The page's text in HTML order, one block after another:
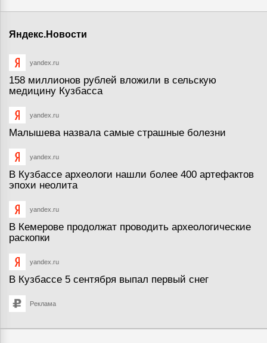
Яндекс.Новости
yandex.ru
158 миллионов рублей вложили в сельскую
медицину Кузбасса
yandex.ru
Малышева назвала самые страшные болезни
yandex.ru
В Кузбассе археологи нашли более 400 артефактов
эпохи неолита
yandex.ru
В Кемерове продолжат проводить археологические
раскопки
yandex.ru
В Кузбассе 5 сентября выпал первый снег
Реклама